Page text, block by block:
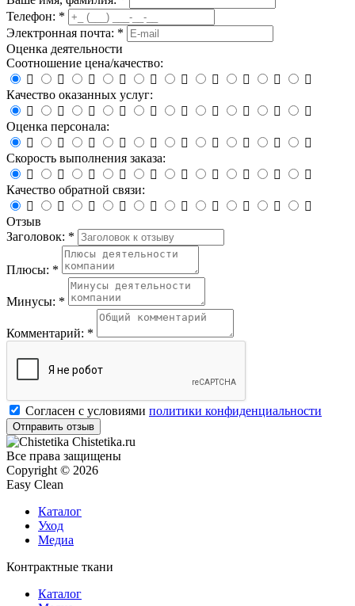
Телефон: *
Электронная почта: *
Оценка деятельности
Соотношение цена/качество:

       

Качество оказанных услуг:

       

Оценка персонала:

       

Скорость выполнения заказа:

       

Качество обратной связи:

       

Отзыв
Заголовок: *
Плюсы: *
Минусы: *
Комментарий: *
Согласен с условиями политики конфиденциальности
Chistetika.ru
Все права защищены
Copyright © 2026
Easy Clean
Каталог
Уход
Медиа
Контрактные ткани
Каталог